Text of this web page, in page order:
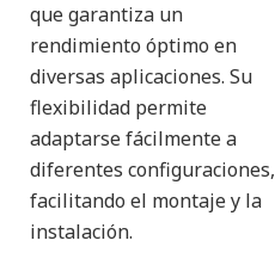
que garantiza un
rendimiento óptimo en
diversas aplicaciones. Su
flexibilidad permite
adaptarse fácilmente a
diferentes configuraciones,
facilitando el montaje y la
instalación.